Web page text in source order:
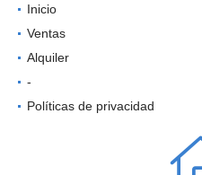
Inicio
Ventas
Alquiler
-
Políticas de privacidad